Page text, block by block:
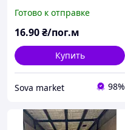
ель
Готово к отправке
16.90₴/пог.м
Купить
Sova market 98%